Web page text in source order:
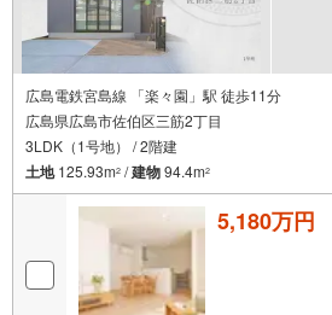
広島電鉄宮島線 「楽々園」駅 徒歩11分
広島県広島市佐伯区三筋2丁目
3LDK（1号地） / 2階建
土地125.93m2 /建物94.4m2
5,180万円